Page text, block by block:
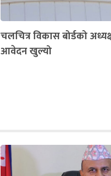
चलचित्र विकास बोर्डको
आवेदन खुल्यो